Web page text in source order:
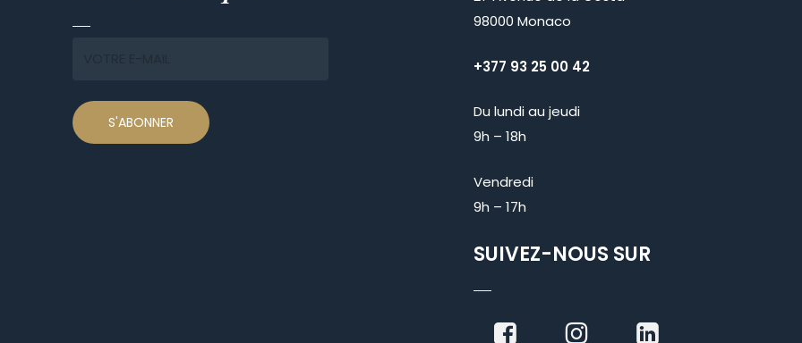
98000 Monaco
+377 93 25 00 42
Du lundi au jeudi
9h – 18h
Vendredi
9h – 17h
SUIVEZ-NOUS SUR